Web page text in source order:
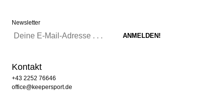
Newsletter
Kontakt
+43 2252 76646
office@keepersport.de